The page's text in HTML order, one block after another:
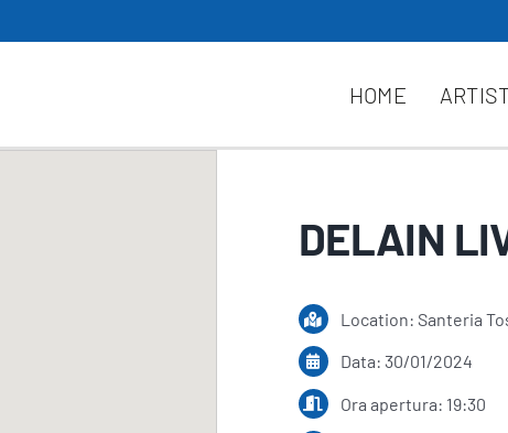
HOME
DELAIN
Location: Santeria
Data: 30/01/2024
Ora apertura: 19:30